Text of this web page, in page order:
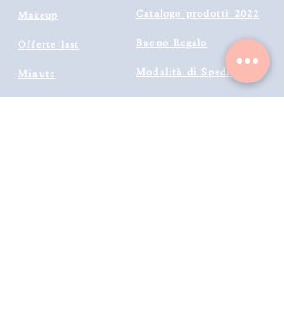
Makeup
Offerte last
Minute
Programma Fedeltà
Catalogo prodotti 2022
Buono Regalo
Modalità di Spedizione